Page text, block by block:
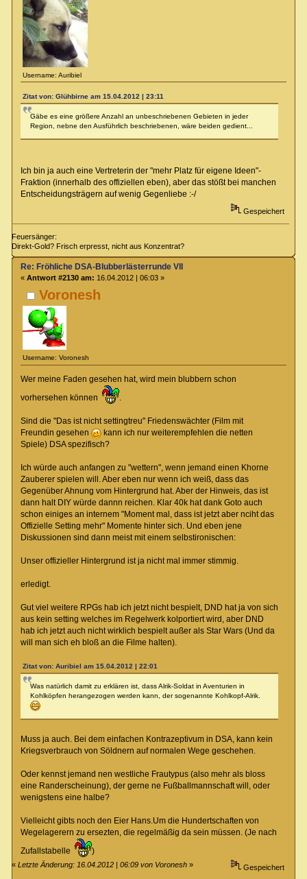
Username: Auribiel
Zitat von: Glühbirne am 15.04.2012 | 23:11
Gäbe es eine größere Anzahl an unbeschriebenen Gebieten in jeder
Region, nebne den Ausführlich beschriebenen, wäre beiden gedient...
Ich bin ja auch eine Vertreterin der "mehr Platz für eigene Ideen"-
Fraktion (innerhalb des offiziellen eben), aber das stößt bei manchen
Entscheidungsträgern auf wenig Gegenliebe :-/
Gespeichert
Feuersänger:
Direkt-Gold? Frisch erpresst, nicht aus Konzentrat?
Voronesh
Username: Voronesh
Re: Fröhliche DSA-Blubberlästerrunde VII
« Antwort #2130 am: 16.04.2012 | 06:03 »
Wer meine Faden gesehen hat, wird mein blubbern schon
vorhersehen können
.
Sind die "Das ist nicht settingtreu" Friedenswächter (Film mit
Freundin gesehen
kann ich nur weiterempfehlen die netten
Spiele) DSA spezifisch?
Ich würde auch anfangen zu "wettern", wenn jemand einen Khorne
Zauberer spielen will. Aber eben nur wenn ich weiß, dass das
Gegenüber Ahnung vom Hintergrund hat. Aber der Hinweis, das ist
dann halt DIY würde dannn reichen. Klar 40k hat dank Goto auch
schon einiges an internem "Moment mal, dass ist jetzt aber nciht das
Offizielle Setting mehr" Momente hinter sich. Und eben jene
Diskussionen sind dann meist mit einem selbstironischen:
Unser offizieller Hintergrund ist ja nicht mal immer stimmig.
erledigt.
Gut viel weitere RPGs hab ich jetzt nicht bespielt, DND hat ja von sich
aus kein setting welches im Regelwerk kolportiert wird, aber DND
hab ich jetzt auch nicht wirklich bespielt außer als Star Wars (Und da
will man sich eh bloß an die Filme halten).
Zitat von: Auribiel am 15.04.2012 | 22:01
Was natürlich damit zu erklären ist, dass Alrik-Soldat in Aventurien in
Kohlköpfen herangezogen werden kann, der sogenannte Kohlkopf-Alrik.
Muss ja auch. Bei dem einfachen Kontrazeptivum in DSA, kann kein
Kriegsverbrauch von Söldnern auf normalen Wege geschehen.
Oder kennst jemand nen westliche Frautypus (also mehr als bloss
eine Randerscheinung), der gerne ne Fußballmannschaft will, oder
wenigstens eine halbe?
Vielleicht gibts noch den Eier Hans.Um die Hundertschaften von
Wegelagerern zu ersezten, die regelmäßig da sein müssen. (Je nach
Zufallstabelle
)
«Letzte Änderung: 16.04.2012 | 06:09 von Voronesh » Gespeichert